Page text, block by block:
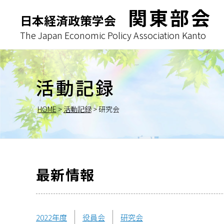
日本経済政策学会 関東部会
The Japan Economic Policy Association Kanto
活動記録
HOME>活動記録>研究会
最新情報
2022年度 役員会 研究会